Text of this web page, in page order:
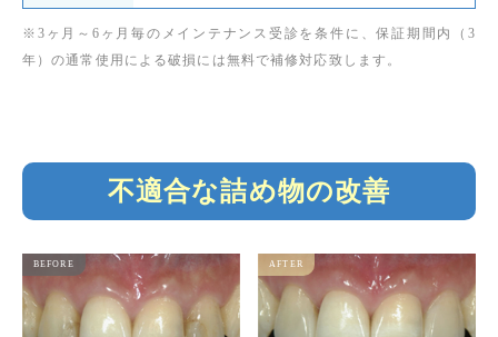
※3ヶ月～6ヶ月毎のメインテナンス受診を条件に、保証期間内（3
年）の通常使用による破損には無料で補修対応致します。
不適合な詰め物の改善